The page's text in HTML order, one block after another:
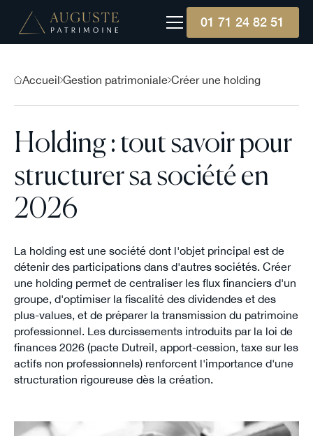
01 71 24 82 51
Accueil Gestion patrimoniale Créer une holding
Holding : tout savoir pour
structurer sa société en
2026
La holding est une société dont l'objet principal est de
détenir des participations dans d'autres sociétés. Créer
une holding permet de centraliser les flux financiers d'un
groupe, d'optimiser la fiscalité des dividendes et des
plus-values, et de préparer la transmission du patrimoine
professionnel. Les durcissements introduits par la loi de
finances 2026 (pacte Dutreil, apport-cession, taxe sur les
actifs non professionnels) renforcent l'importance d'une
structuration rigoureuse dès la création.